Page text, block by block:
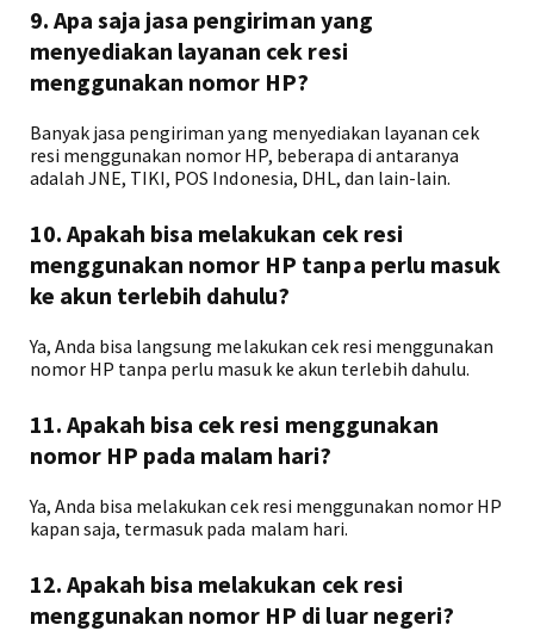
9. Apa saja jasa pengiriman yang
menyediakan layanan cek resi
menggunakan nomor HP?
Banyak jasa pengiriman yang menyediakan layanan cek
resi menggunakan nomor HP, beberapa di antaranya
adalah JNE, TIKI, POS Indonesia, DHL, dan lain-lain.
10. Apakah bisa melakukan cek resi
menggunakan nomor HP tanpa perlu masuk
ke akun terlebih dahulu?
Ya, Anda bisa langsung melakukan cek resi menggunakan
nomor HP tanpa perlu masuk ke akun terlebih dahulu.
11. Apakah bisa cek resi menggunakan
nomor HP pada malam hari?
Ya, Anda bisa melakukan cek resi menggunakan nomor HP
kapan saja, termasuk pada malam hari.
12. Apakah bisa melakukan cek resi
menggunakan nomor HP di luar negeri?